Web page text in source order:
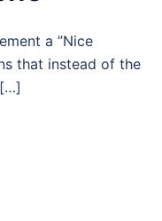
a ”Nice
that instead of the